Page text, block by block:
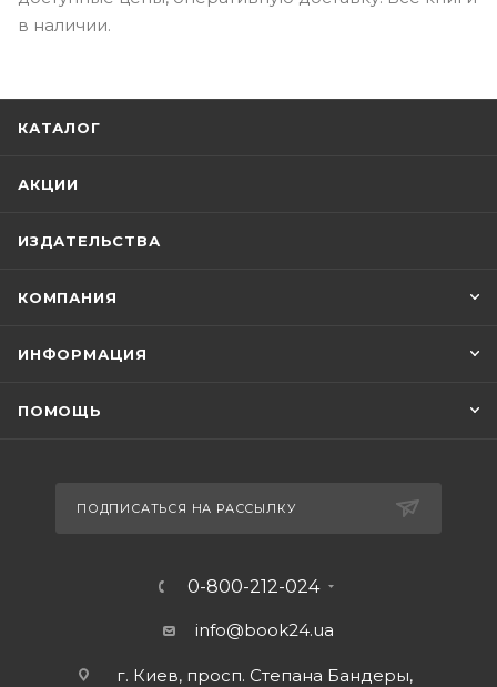
в наличии.
КАТАЛОГ
АКЦИИ
ИЗДАТЕЛЬСТВА
КОМПАНИЯ
ИНФОРМАЦИЯ
ПОМОЩЬ
ПОДПИСАТЬСЯ НА РАССЫЛКУ
0-800-212-024
info@book24.ua
г. Киев, просп. Степана Бандеры,